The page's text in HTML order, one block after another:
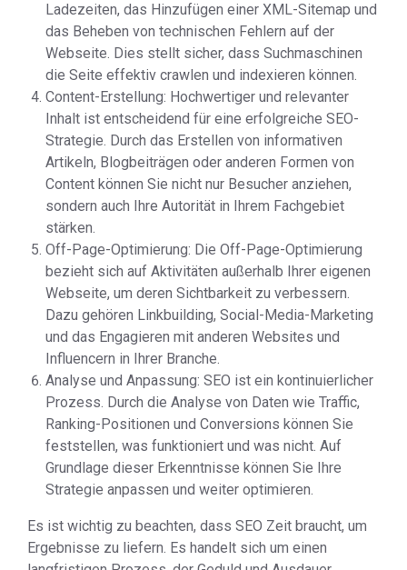
Ladezeiten, das Hinzufügen einer XML-Sitemap und
das Beheben von technischen Fehlern auf der
Webseite. Dies stellt sicher, dass Suchmaschinen
die Seite effektiv crawlen und indexieren können.
Content-Erstellung: Hochwertiger und relevanter
Inhalt ist entscheidend für eine erfolgreiche SEO-
Strategie. Durch das Erstellen von informativen
Artikeln, Blogbeiträgen oder anderen Formen von
Content können Sie nicht nur Besucher anziehen,
sondern auch Ihre Autorität in Ihrem Fachgebiet
stärken.
Off-Page-Optimierung: Die Off-Page-Optimierung
bezieht sich auf Aktivitäten außerhalb Ihrer eigenen
Webseite, um deren Sichtbarkeit zu verbessern.
Dazu gehören Linkbuilding, Social-Media-Marketing
und das Engagieren mit anderen Websites und
Influencern in Ihrer Branche.
Analyse und Anpassung: SEO ist ein kontinuierlicher
Prozess. Durch die Analyse von Daten wie Traffic,
Ranking-Positionen und Conversions können Sie
feststellen, was funktioniert und was nicht. Auf
Grundlage dieser Erkenntnisse können Sie Ihre
Strategie anpassen und weiter optimieren.
Es ist wichtig zu beachten, dass SEO Zeit braucht, um
Ergebnisse zu liefern. Es handelt sich um einen